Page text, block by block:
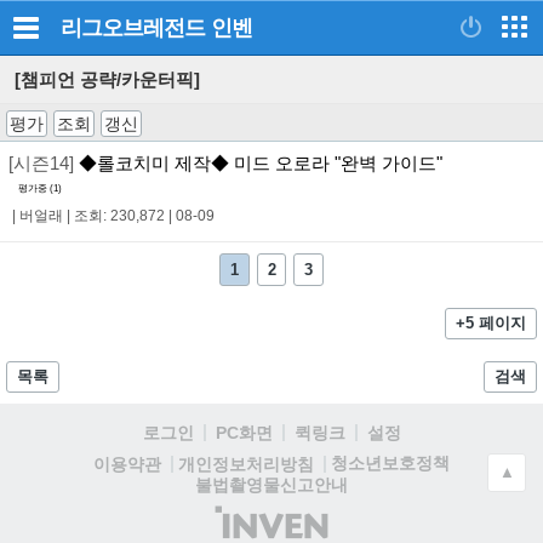
리그오브레전드 인벤
[챔피언 공략/카운터픽]
평가 조회 갱신
[시즌14] ◆롤코치미 제작◆ 미드 오로라 "완벽 가이드"
평가중 (1)
버얼래 조회: 230,872 08-09
1 2 3
+5 페이지
목록 검색
로그인 PC화면 퀵링크
설정
이용약관
개인정보처리방침
청소년보호정책
불법촬영물신고안내
(주)
▲